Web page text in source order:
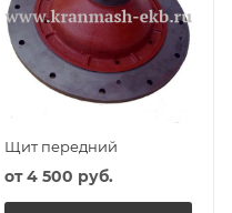
Щит передний
от4 500 руб.